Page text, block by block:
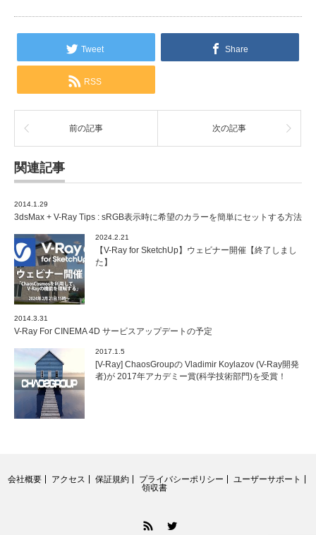
Tweet Share
RSS
前の記事 次の記事
関連記事
2014.1.29
3dsMax + V-Ray Tips : sRGB表示時に希望のカラーを簡単にセットする方法
2024.2.21
【V-Ray for SketchUp】ウェビナー開催【終了しまし
た】
2014.3.31
V-Ray For CINEMA 4D サービスアップデートの予定
2017.1.5
[V-Ray] ChaosGroupの Vladimir Koylazov (V-Ray開発
者)が 2017年アカデミー賞(科学技術部門)を受賞！
会社概要 アクセス 保証規約 プライバシーポリシー
ユーザーサポート
領収書